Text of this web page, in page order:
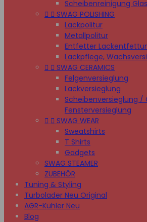
Scheibenreinigung
  SWAG POLISHING
Lackpolitur
Metallpolitur
Entfetter
Lackpflege,
  SWAG CERAMICS
Felgenversieglung
Lackversieglung
Scheibenversieglung /
Fensterversieglung
  SWAG WEAR
Sweatshirts
T Shirts
Gadgets
SWAG STEAMER
ZUBEHÖR
Tuning & Styling
Turbolader Neu Original
AGR-Kühler Neu
Blog